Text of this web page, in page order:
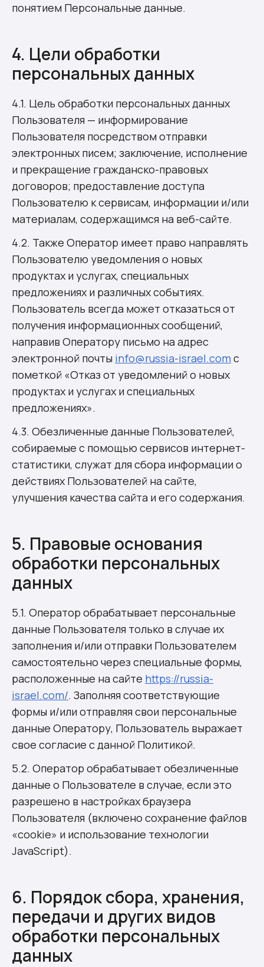
понятием Персональные данные.
4. Цели обработки
персональных данных
4.1. Цель обработки персональных данных
Пользователя — информирование
Пользователя посредством отправки
электронных писем; заключение, исполнение
и прекращение гражданско-правовых
договоров; предоставление доступа
Пользователю к сервисам, информации и/или
материалам, содержащимся на веб-сайте.
4.2. Также Оператор имеет право направлять
Пользователю уведомления о новых
продуктах и услугах, специальных
предложениях и различных событиях.
Пользователь всегда может отказаться от
получения информационных сообщений,
направив Оператору письмо на адрес
электронной почты info@russia-israel.com с
пометкой «Отказ от уведомлений о новых
продуктах и услугах и специальных
предложениях».
4.3. Обезличенные данные Пользователей,
собираемые с помощью сервисов интернет-
статистики, служат для сбора информации о
действиях Пользователей на сайте,
улучшения качества сайта и его содержания.
5. Правовые основания
обработки персональных
данных
5.1. Оператор обрабатывает персональные
данные Пользователя только в случае их
заполнения и/или отправки Пользователем
самостоятельно через специальные формы,
расположенные на сайте https://russia-
israel.com/. Заполняя соответствующие
формы и/или отправляя свои персональные
данные Оператору, Пользователь выражает
свое согласие с данной Политикой.
5.2. Оператор обрабатывает обезличенные
данные о Пользователе в случае, если это
разрешено в настройках браузера
Пользователя (включено сохранение файлов
«cookie» и использование технологии
JavaScript).
6. Порядок сбора, хранения,
передачи и других видов
обработки персональных
данных